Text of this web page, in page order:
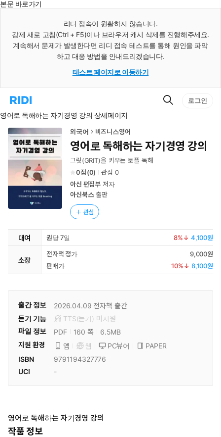
본문 바로가기
리디 접속이 원활하지 않습니다.
강제 새로 고침(Ctrl + F5)이나 브라우저 캐시 삭제를 진행해주세요.
계속해서 문제가 발생한다면 리디 접속 테스트를 통해 원인을 파악
하고 대응 방법을 안내드리겠습니다.
테스트 페이지로 이동하기
리
홈
로
이
동
검
로그인
영어로 독해하는 자기경영 강의 상세페이지
외국어 비즈니스영어
영어로 독해하는 자기경영 강의
그릿(GRIT)을 키우는 토플 독해
0
(0) 관심 0
아신 편집부 저자
아신북스출판
관심
대여 권당 7일 8%↓ 4,100원
소장
전자책 정가
9,000원
판매가
10%↓ 8,100원
출간 정보 2026.04.09 전자책 출간
듣기 기능
TTS(듣기) 미 지원
파일 정보
PDF 160 쪽
6.5MB
지원 환경
앱 웹 PC뷰어
PAPER
ISBN
9791194327776
UCI
-
영어로 독해하는 자기경영 강의
작품 정보